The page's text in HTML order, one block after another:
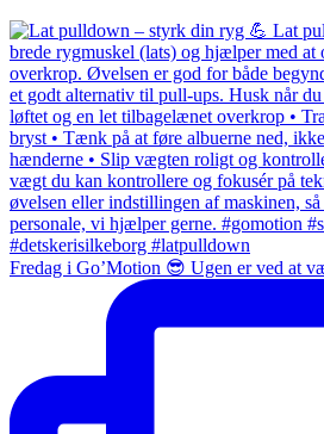
Fredag i Go’Motion 😎 Ugen er ved at